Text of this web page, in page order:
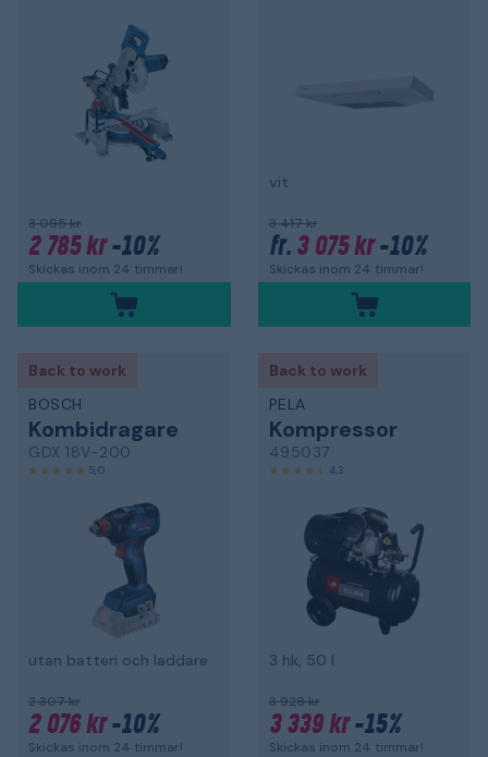
3 095 kr
2 785 kr-10%
Skickas inom 24 timmar!
vit
3 417 kr
fr. 3 075 kr-10%
Skickas inom 24 timmar!
Back to work
BOSCH
Kombidragare
GDX 18V-200
5,0
utan batteri och laddare
2 307 kr
2 076 kr-10%
Skickas inom 24 timmar!
Back to work
PELA
Kompressor
495037
4,3
3 hk, 50 l
3 928 kr
3 339 kr-15%
Skickas inom 24 timmar!